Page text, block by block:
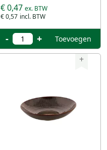
€ 0,57
€ 0,47
- + Toevoegen
+